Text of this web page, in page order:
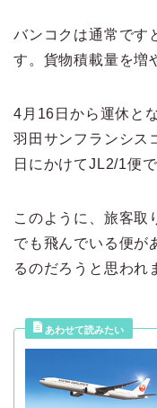
バンコクは通常です
す。貨物積載量を増
4月16日から運休と
羽田サンフランシス
日にかけてJL2/1便
このように、旅客取
でも飛んでいる便が
るのだろうと思われ